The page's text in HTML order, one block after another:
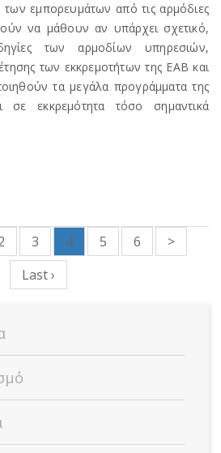
των εμπορευμάτων από τις αρμόδιες
να μάθουν αν υπάρχει σχετικό,
των αρμοδίων υπηρεσιών,
των εκκρεμοτήτων της ΕΑΒ και
τα μεγάλα προγράμματα της
εκκρεμότητα τόσο σημαντικά
3 4 5 6
>
Last ›